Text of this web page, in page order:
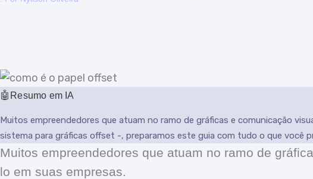
Resumo em IA
Muitos empreendedores que atuam no ramo de gráficas e comunicação
sistema para gráficas offset -, preparamos este guia com tudo o que você
Muitos empreendedores que atuam no ramo de
lo em suas empresas.